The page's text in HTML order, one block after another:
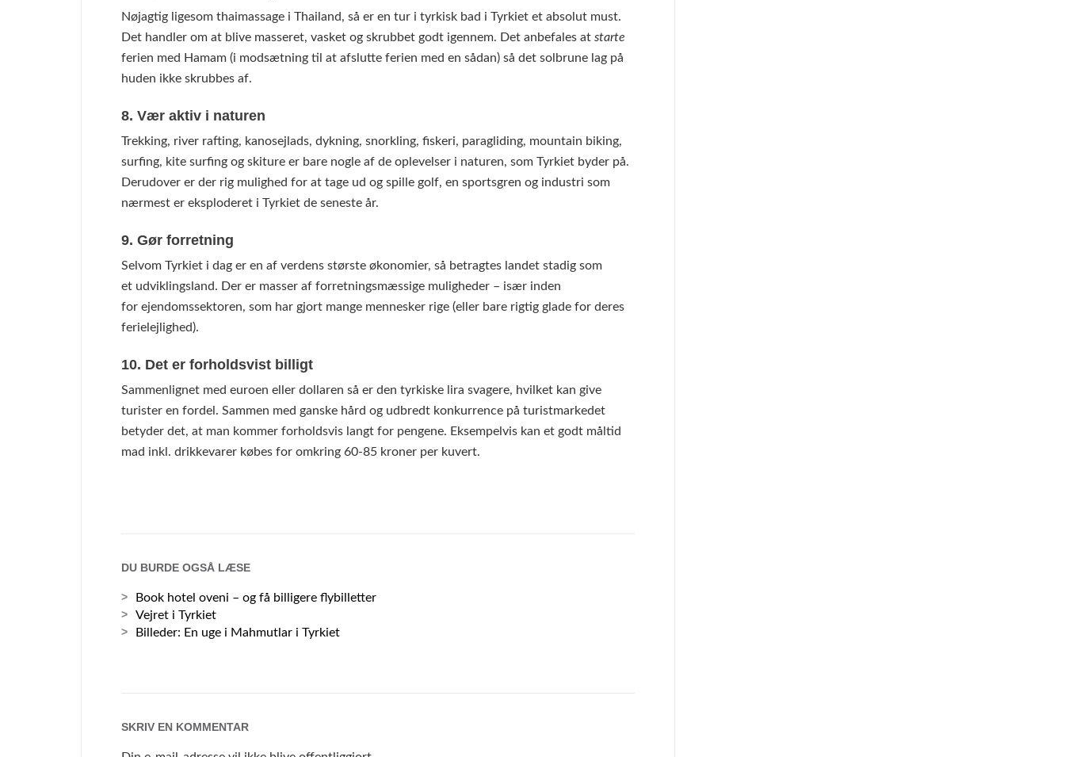
Nøjagtig ligesom thaimassage i Thailand, så er en tur i tyrkisk bad i Tyrkiet et absolut must.
Det handler om at blive masseret, vasket og skrubbet godt igennem. Det anbefales at starte
ferien med Hamam (i modsætning til at afslutte ferien med en sådan) så det solbrune lag på
huden ikke skrubbes af.
8. Vær aktiv i naturen
Trekking, river rafting, kanosejlads, dykning, snorkling, fiskeri, paragliding, mountain biking,
surfing, kite surfing og skiture er bare nogle af de oplevelser i naturen, som Tyrkiet byder på.
Derudover er der rig mulighed for at tage ud og spille golf, en sportsgren og industri som
nærmest er eksploderet i Tyrkiet de seneste år.
9. Gør forretning
Selvom Tyrkiet i dag er en af verdens største økonomier, så betragtes landet stadig som
et udviklingsland. Der er masser af forretningsmæssige muligheder – især inden
for ejendomssektoren, som har gjort mange mennesker rige (eller bare rigtig glade for deres
ferielejlighed).
10. Det er forholdsvist billigt
Sammenlignet med euroen eller dollaren så er den tyrkiske lira svagere, hvilket kan give
turister en fordel. Sammen med ganske hård og udbredt konkurrence på turistmarkedet
betyder det, at man kommer forholdsvis langt for pengene. Eksempelvis kan et godt måltid
mad inkl. drikkevarer købes for omkring 60-85 kroner per kuvert.
DU BURDE OGSÅ LÆSE
Book hotel oveni – og få billigere flybilletter
Vejret i Tyrkiet
Billeder: En uge i Mahmutlar i Tyrkiet
SKRIV EN KOMMENTAR